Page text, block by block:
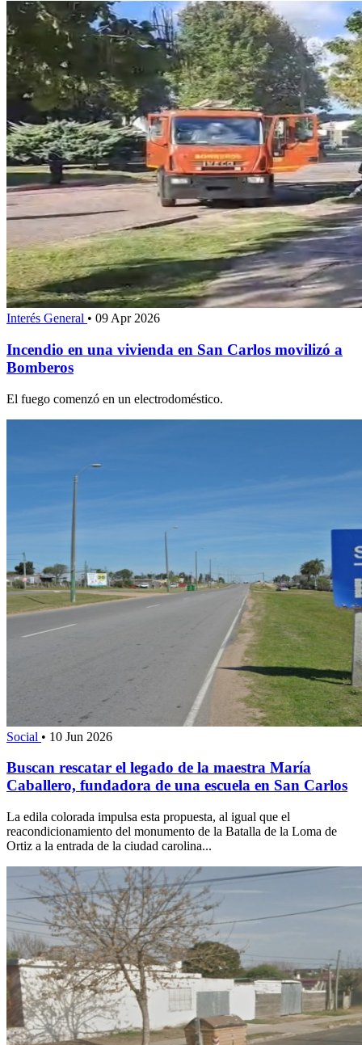
Interés General • 09 Apr 2026
Incendio en una vivienda en San Carlos movilizó a
Bomberos
El fuego comenzó en un electrodoméstico.
Social • 10 Jun 2026
Buscan rescatar el legado de la maestra María
Caballero, fundadora de una escuela en San Carlos
La edila colorada impulsa esta propuesta, al igual que el
reacondicionamiento del monumento de la Batalla de la Loma de
Ortiz a la entrada de la ciudad carolina...